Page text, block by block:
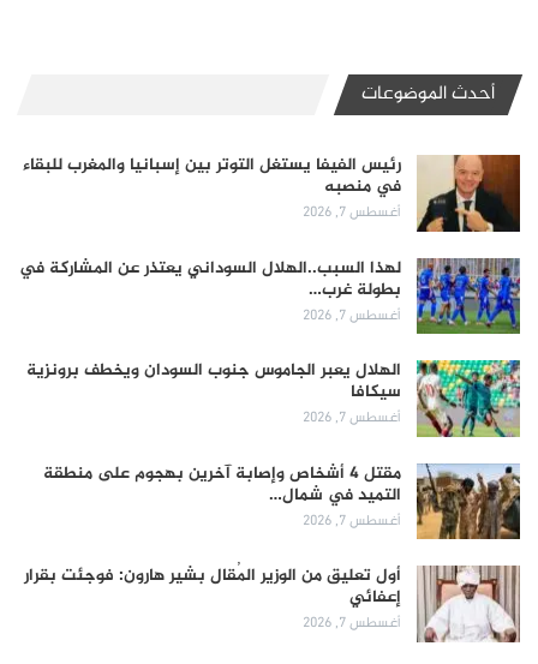
أحدث الموضوعات
رئيس الفيفا يستغل التوتر بين إسبانيا والمغرب للبقاء
في منصبه
أغسطس 7, 2026
لهذا السبب..الهلال السوداني يعتذر عن المشاركة في
بطولة غرب…
أغسطس 7, 2026
الهلال يعبر الجاموس جنوب السودان ويخطف برونزية
سيكافا
أغسطس 7, 2026
مقتل 4 أشخاص وإصابة آخرين بهجوم على منطقة
التميد في شمال…
أغسطس 7, 2026
أول تعليق من الوزير المُقال بشير هارون: فوجئت بقرار
إعفائي
أغسطس 7, 2026